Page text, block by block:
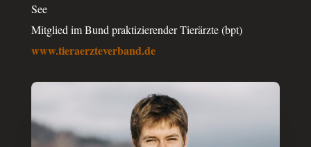
See
Mitglied im Bund prak­ti­zie­ren­der Tier­ärzte (bpt)
www.tieraerzteverband.de